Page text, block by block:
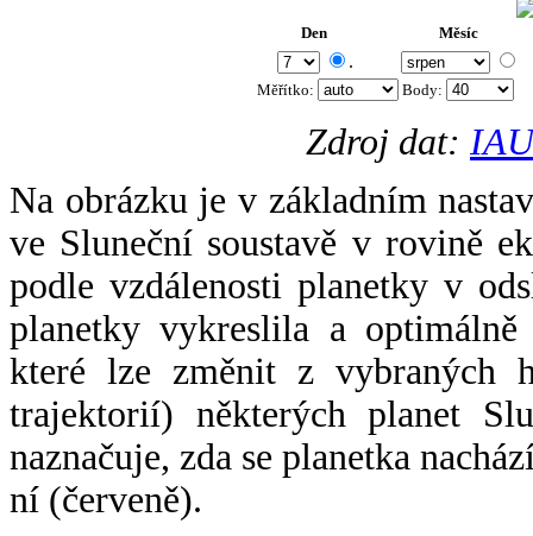
Den Měsíc
.
Měřítko: Body:
Zdroj dat:
Na obrázku je v základním
ve Sluneční soustavě v rovině
podle vzdálenosti planetky v
planetky vykreslila a
které lze změnit z vybraných
trajektorií) některých planet
naznačuje, zda se planetka
ní (červeně).